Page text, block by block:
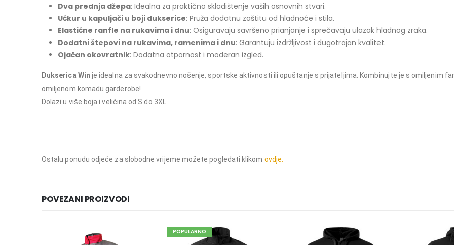
Dva prednja džepa: Idealna za praktično skladištenje vaših osnovnih stvari.
Učkur u kapuljači u boji dukserice: Pruža dodatnu zaštitu od hladnoće i stila.
Elastične ranfle na rukavima i dnu: Osiguravaju savršeno prianjanje i sprečavaju ulazak hladnog zraka.
Dodatni štepovi na rukavima, ramenima i dnu: Garantuju izdržljivost i dugotrajan kvalitet.
Ojačan okovratnik: Dodatna otpornost i moderan izgled.
Dukserica Win je idealna za svakodnevno nošenje, sportske aktivnosti ili opuštanje s prijateljima. Kombinujte je s omiljenim
omiljenom komadu garderobe!
Dolazi u više boja i veličina od S do 3XL.
Ostalu ponudu odjeće za slobodne vrijeme možete pogledati klikom ovdje.
POVEZANI PROIZVODI
POPULARNO